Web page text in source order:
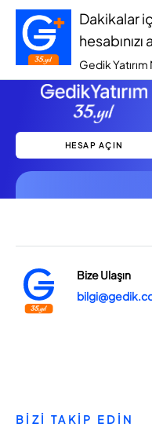
Dakikalar
hesabınızı
Gedik
HESAP AÇIN
Bize Ulaşın
BİZİ TAKİP EDİN